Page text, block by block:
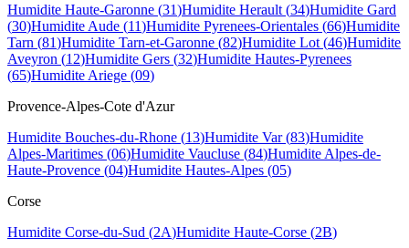
Humidite Haute-Garonne (31)Humidite Herault (34)Humidite Gard
(30)Humidite Aude (11)Humidite Pyrenees-Orientales (66)Humidite
Tarn (81)Humidite Tarn-et-Garonne (82)Humidite Lot (46)Humidite
Aveyron (12)Humidite Gers (32)Humidite Hautes-Pyrenees
(65)Humidite Ariege (09)
Provence-Alpes-Cote d'Azur
Humidite Bouches-du-Rhone (13)Humidite Var(83)Humidite
Alpes-Maritimes (06)Humidite Vaucluse (84)Humidite Alpes-de-
Haute-Provence (04)Humidite Hautes-Alpes (05)
Corse
Humidite Corse-du-Sud (2A)Humidite Haute-Corse (2B)